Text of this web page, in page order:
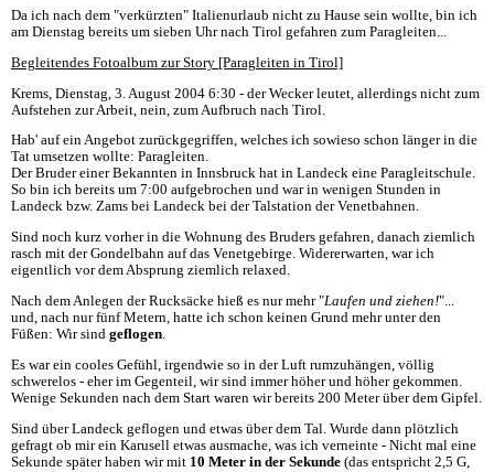
Da ich nach dem "verkürzten" Italienurlaub nicht zu Hause sein wollte, bin ich
am Dienstag bereits um sieben Uhr nach Tirol gefahren zum Paragleiten...
Begleitendes Fotoalbum zur Story [Paragleiten in Tirol]
Krems, Dienstag, 3. August 2004 6:30 - der Wecker leutet, allerdings nicht zum
Aufstehen zur Arbeit, nein, zum Aufbruch nach Tirol.
Hab' auf ein Angebot zurückgegriffen, welches ich sowieso schon länger in die
Tat umsetzen wollte: Paragleiten.
Der Bruder einer Bekannten in Innsbruck hat in Landeck eine Paragleitschule.
So bin ich bereits um 7:00 aufgebrochen und war in wenigen Stunden in
Landeck bzw. Zams bei Landeck bei der Talstation der Venetbahnen.
Sind noch kurz vorher in die Wohnung des Bruders gefahren, danach ziemlich
rasch mit der Gondelbahn auf das Venetgebirge. Widererwarten, war ich
eigentlich vor dem Absprung ziemlich relaxed.
Nach dem Anlegen der Rucksäcke hieß es nur mehr "Laufen und ziehen!"...
und, nach nur fünf Metern, hatte ich schon keinen Grund mehr unter den
Füßen: Wir sind geflogen.
Es war ein cooles Gefühl, irgendwie so in der Luft rumzuhängen, völlig
schwerelos - eher im Gegenteil, wir sind immer höher und höher gekommen.
Wenige Sekunden nach dem Start waren wir bereits 200 Meter über dem Gipfel.
Sind über Landeck geflogen und etwas über dem Tal. Wurde dann plötzlich
gefragt ob mir ein Karusell etwas ausmache, was ich verneinte - Nicht mal eine
Sekunde später haben wir mit 10 Meter in der Sekunde (das entspricht 2,5 G,